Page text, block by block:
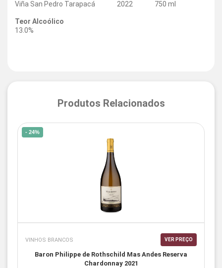
Viña San Pedro Tarapacá
2022
750 ml
Teor Alcoólico
13.0%
Produtos Relacionados
- 24%
VINHOS BRANCOS VER PREÇO
Baron Philippe de Rothschild Mas Andes Reserva
Chardonnay 2021